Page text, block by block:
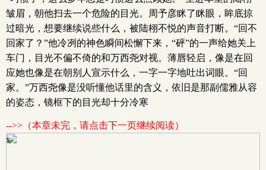
皱眉，朝他扫去一个危险的目光。周予彦眯了眯眼，眸底掠
过暗光，想要继续说些什么，被陆栩不悦的声音打断。“回不
回家了？”他冷冽的神色瞬间松懈下来，“砰”的一声给她关上
车门，目光不偏不倚的和万西尧对视。薄唇轻启，像是在回
应她也像是在朝别人宣示什么，一字一字地吐出词眼。“回
家。”万西尧像是没听懂他话里的含义，依旧是那副儒雅从容
的姿态，镜框下的目光却十分冷寒
-->>（本章未完，请点击下一页继续阅读）
x